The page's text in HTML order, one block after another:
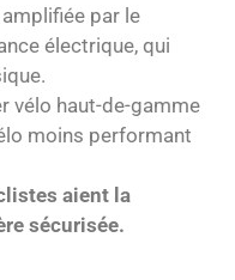
par le
électrique, qui
vélo haut-de-gamme
moins performant
aient la
sécurisée.